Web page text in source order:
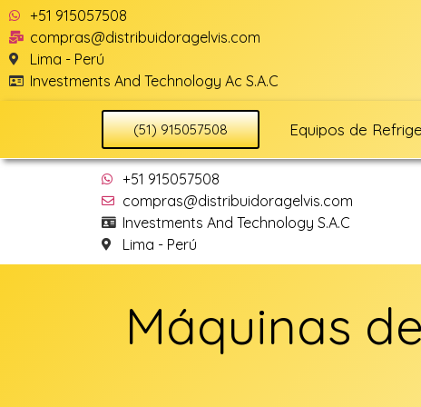
+51 915057508
compras@distribuidoragelvis.com
Lima - Perú
Investments And Technology Ac S.A.C
(51) 915057508 Equipos de
+51 915057508
compras@distribuidoragelvis.com
Investments And Technology S.A.C
Lima - Perú
Máquinas